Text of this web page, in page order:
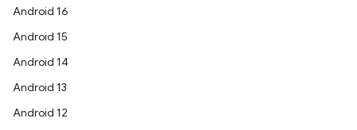
Android 16
Android 15
Android 14
Android 13
Android 12